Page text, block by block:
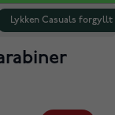
Lykken Casuals